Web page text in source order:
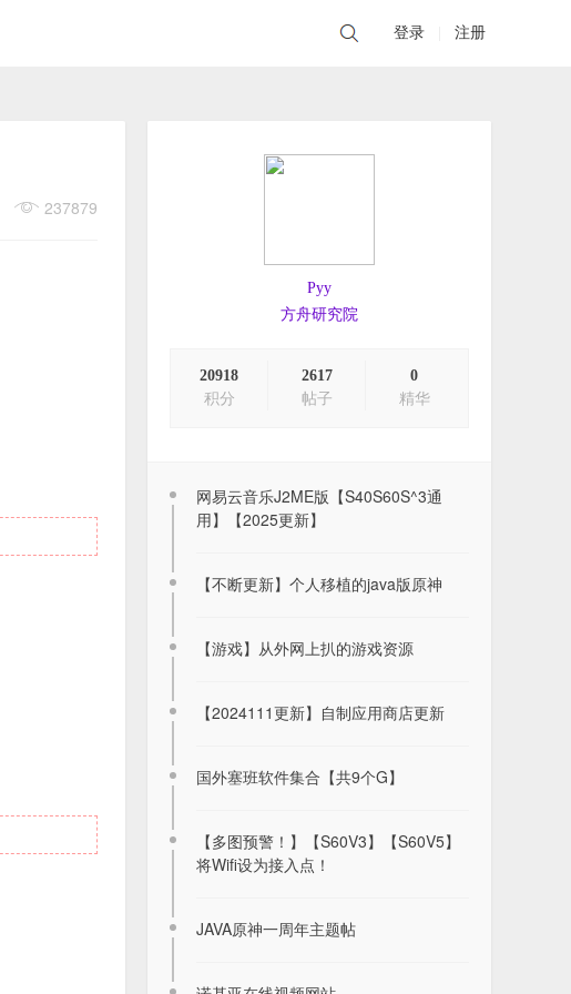
登录 注册
Pyy
方舟研究院
20918
积分
2617
帖子
0
精华
网易云音乐J2ME版【S40S60S^3通
用】【2025更新】
【不断更新】个人移植的java版原神
【游戏】从外网上扒的游戏资源
【2024111更新】自制应用商店更新
国外塞班软件集合【共9个G】
【多图预警！】【S60V3】【S60V5】
将Wifi设为接入点！
JAVA原神一周年主题帖
237879